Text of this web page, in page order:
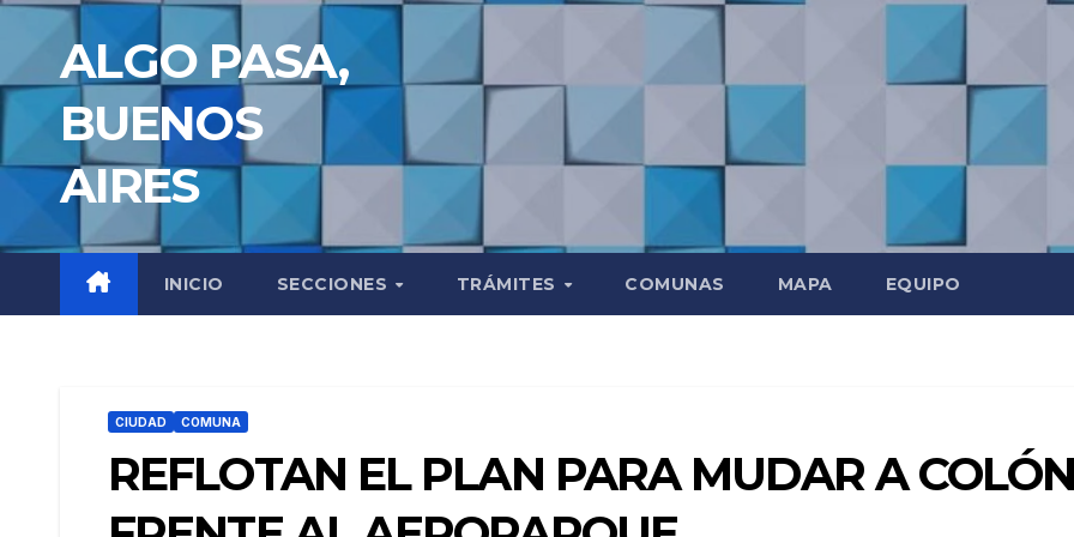
Saltar
contenidoALGO PASA,
BUENOS
AIRES
INICIO SECCIONES TRÁMITES COMUNAS MAPA EQUIPO
CIUDAD COMUNA
REFLOTAN EL PLAN PARA MUDAR A